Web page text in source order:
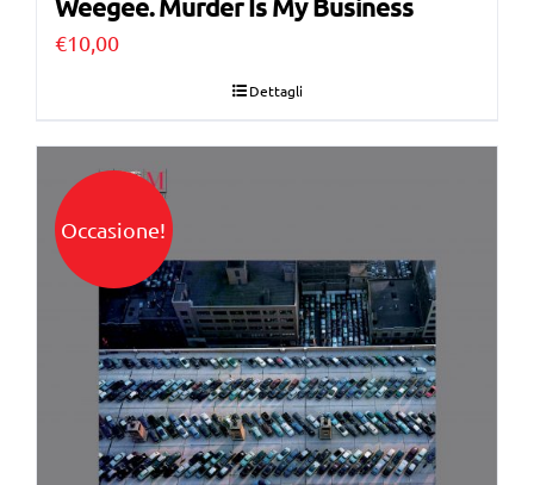
Weegee. Murder Is My Business
€10,00
Dettagli
Occasione!